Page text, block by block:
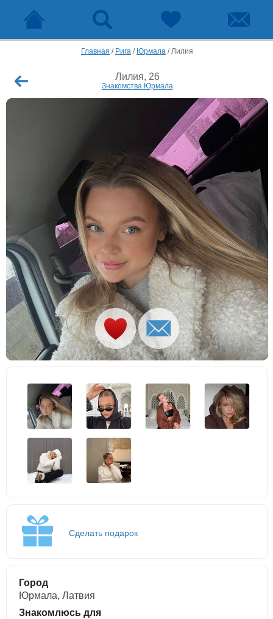
Главная / Рига / Юрмала /Лилия
Лилия, 26
Знакомства Юрмала
Сделать подарок
Город
Юрмала, Латвия
Знакомлюсь для